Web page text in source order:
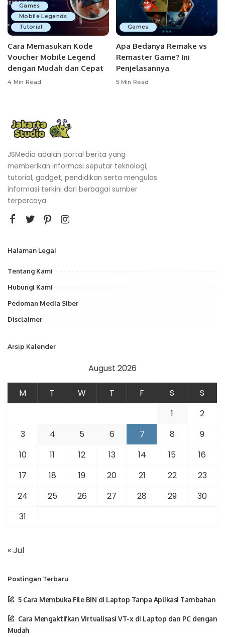
Games
Mobile Legends
Tutorial
Cara Memasukan Kode
Voucher Mobile Legend
dengan Mudah dan Cepat
4 Min Read
Games
Apa Bedanya Remake vs
Remaster Game? Ini
Penjelasannya
5 Min Read
JSMedia adalah portal berita yang
memberikan informasi seputar teknologi,
tutorial, gadget, pendidikan serta mengulas
informasi terkini dari berbagai sumber
terpercaya.
Halaman Legal
Tentang Kami
Hubungi Kami
Pedoman Media Siber
Disclaimer
Arsip Kalender
August 2026
M T W T F S
S
1
2
3
4 5 6 7 8
9
10
11 12 13 14 15
16
17
18 19 20 21 22
23
24
25 26 27 28 29
30
31
« Jul
Postingan Terbaru
5 Cara Membuka File BIN di Laptop Tanpa Aplikasi Tambahan
Cara Mengaktifkan Virtualisasi VT-x di Laptop dan PC dengan
Mudah